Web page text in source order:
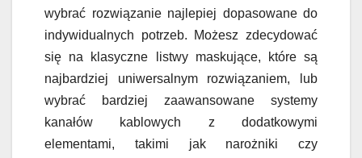
wybrać rozwiązanie najlepiej dopasowane do
indywidualnych potrzeb. Możesz zdecydować
się na klasyczne listwy maskujące, które są
najbardziej uniwersalnym rozwiązaniem, lub
wybrać bardziej zaawansowane systemy
kanałów kablowych z dodatkowymi
elementami, takimi jak narożniki czy